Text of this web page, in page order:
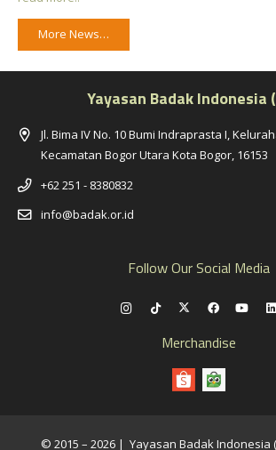
More News…
Yayasan Badak Indonesia
Jl. Bima IV No. 10 Bumi Indraprasta I,
Kecamatan Bogor Utara Kota Bogor, 16153
+62 251 - 8380832
info@badak.or.id
Follow Our Social Media
Merchandise
© 2015 – 2026 | Yayasan Badak Indonesia